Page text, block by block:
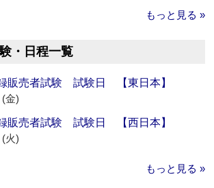
もっと見る »
・日程一覧
販売者試験 試験日 【東日本】
金)
販売者試験 試験日 【西日本】
火)
もっと見る »